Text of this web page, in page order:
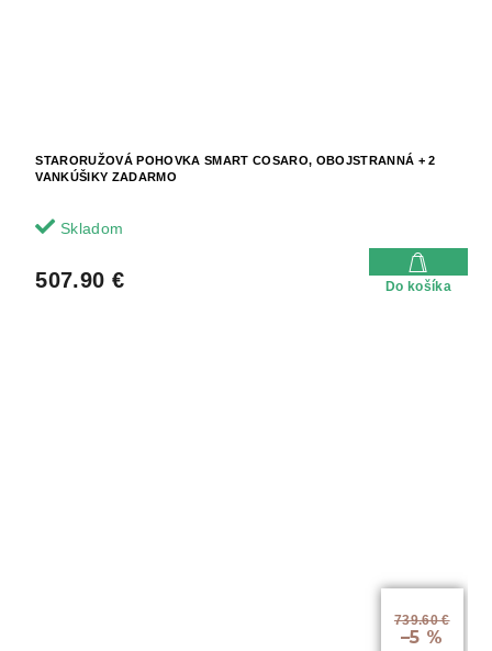
STARORUŽOVÁ POHOVKA SMART COSARO, OBOJSTRANNÁ + 2
VANKÚŠIKY ZADARMO
Skladom
507.90 € Do košíka
739.60 €
–5 %